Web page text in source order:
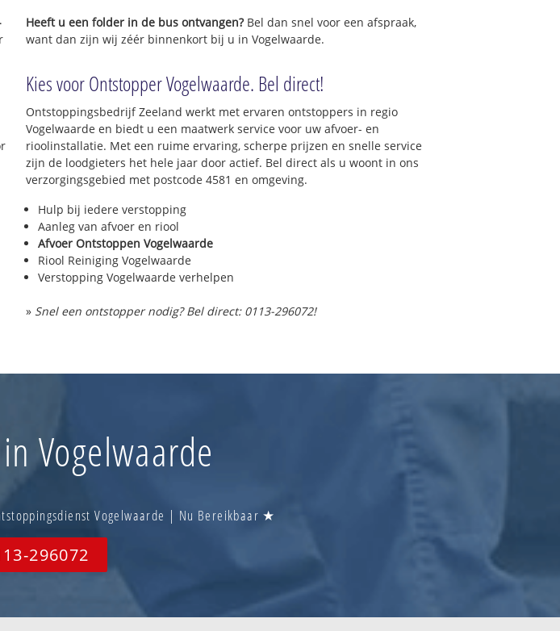
Heeft u een folder in de bus ontvangen?Bel dan snel voor een afspraak,
want dan zijn wij zéér binnenkort bij u in Vogelwaarde.
Kies voor Ontstopper Vogelwaarde. Bel direct!
Ontstoppingsbedrijf Zeeland werkt met ervaren ontstoppers in regio
Vogelwaarde en biedt u een maatwerk service voor uw afvoer- en
rioolinstallatie. Met een ruime ervaring, scherpe prijzen en snelle service
zijn de loodgieters het hele jaar door actief. Bel direct als u woont in ons
verzorgingsgebied met postcode 4581 en omgeving.
Hulp bij iedere verstopping
Aanleg van afvoer en riool
Afvoer Ontstoppen Vogelwaarde
Riool Reiniging Vogelwaarde
Verstopping Vogelwaarde verhelpen
» Snel een ontstopper nodig? Bel direct: 0113-296072!
Vogelwaarde
Vogelwaarde | Nu Bereikbaar ★
296072